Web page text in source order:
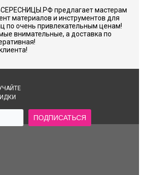
предлагает мастерам
материалов и инструментов для
по очень привлекательным ценам!
внимательные, а доставка по